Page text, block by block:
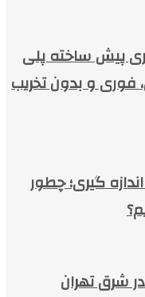
پیش ساخته پلی
فوری و بدون تخریب
گیری؛ چطور
شرق تهران